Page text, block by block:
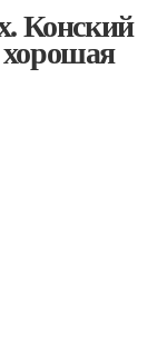
Конский